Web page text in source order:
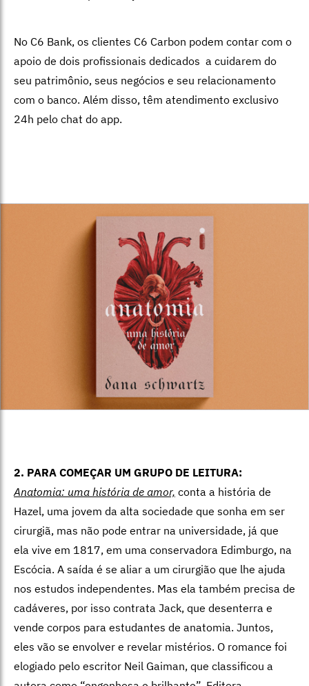
No C6 Bank, os clientes C6 Carbon podem contar com o
apoio de dois profissionais dedicados a cuidarem do
seu patrimônio, seus negócios e seu relacionamento
com o banco. Além disso, têm atendimento exclusivo
24h pelo chat do app.
2. PARA COMEÇAR UM GRUPO DE LEITURA:
Anatomia: uma história de amor, conta a história de
Hazel, uma jovem da alta sociedade que sonha em ser
cirurgiã, mas não pode entrar na universidade, já que
ela vive em 1817, em uma conservadora Edimburgo, na
Escócia. A saída é se aliar a um cirurgião que lhe ajuda
nos estudos independentes. Mas ela também precisa de
cadáveres, por isso contrata Jack, que desenterra e
vende corpos para estudantes de anatomia. Juntos,
eles vão se envolver e revelar mistérios. O romance foi
elogiado pelo escritor Neil Gaiman, que classificou a